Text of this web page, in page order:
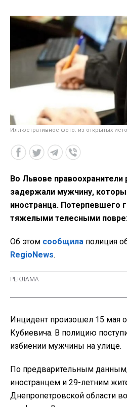
Иллюстративное фото: из открытых
Во Львове правоохранители
задержали мужчину,
иностранца. Потерпевшего
тяжелыми телесными
Об этом сообщила полиция
RegioNews.
Инцидент произошел 15 мая
Кубиевича. В полицию
избиении мужчины на улице.
По предварительным
иностранцем и 29-летним
Днепропетровской области